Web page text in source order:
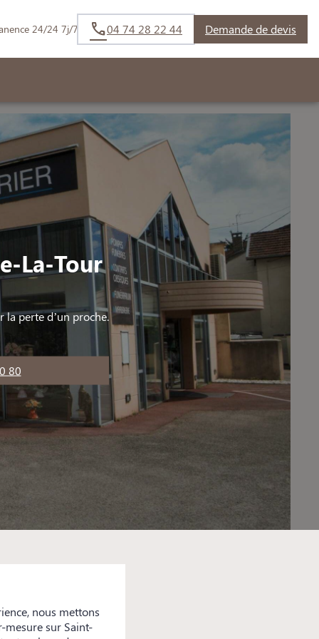
24/24 7j/7 04 74 28 22 44 Demande de devis
La-Tour
la perte d’un proche.
80
nous mettons
mesure sur Saint-